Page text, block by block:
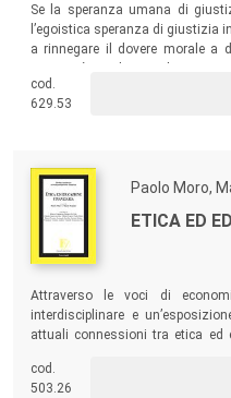
Se la speranza umana di
l’egoistica speranza di giustizia
a rinnegare il dovere morale a
senso che la
cod.
629.53
Paolo Moro,
ETICA ED
Attraverso le voci di
interdisciplinare e
attuali connessioni tra etica ed
prassi didattica dell’Università
cod.
503.26